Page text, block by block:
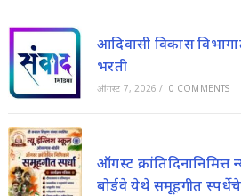
आदिवासी विकास
भरती
ऑगस्ट 7, 2026 / 0 COMMENTS
ऑगस्ट
बोर्डवे येथे समूहगीत